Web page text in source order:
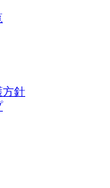
方針